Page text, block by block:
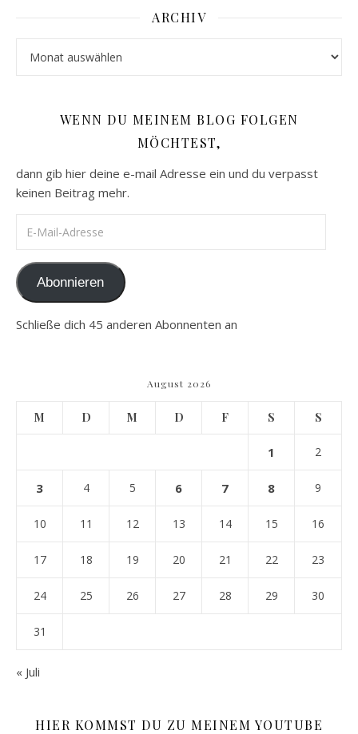
ARCHIV
WENN DU MEINEM BLOG FOLGEN
MÖCHTEST,
dann gib hier deine e-mail Adresse ein und du verpasst
keinen Beitrag mehr.
Abonnieren
Schließe dich 45 anderen Abonnenten an
August 2026
M D M D F S S
1 2
3 4 5 6 7 8 9
10 11 12 13 14 15 16
17 18 19 20 21 22 23
24 25 26 27 28 29 30
31
« Juli
HIER KOMMST DU ZU MEINEM YOUTUBE